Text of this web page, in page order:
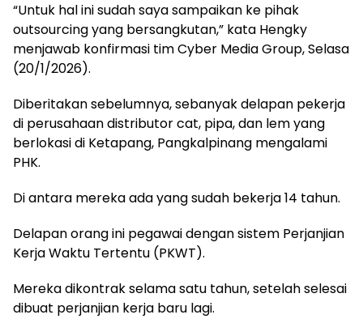
“Untuk hal ini sudah saya sampaikan ke pihak
outsourcing yang bersangkutan,” kata Hengky
menjawab konfirmasi tim Cyber Media Group, Selasa
(20/1/2026).
Diberitakan sebelumnya, sebanyak delapan pekerja
di perusahaan distributor cat, pipa, dan lem yang
berlokasi di Ketapang, Pangkalpinang mengalami
PHK.
Di antara mereka ada yang sudah bekerja 14 tahun.
Delapan orang ini pegawai dengan sistem Perjanjian
Kerja Waktu Tertentu (PKWT).
Mereka dikontrak selama satu tahun, setelah selesai
dibuat perjanjian kerja baru lagi.